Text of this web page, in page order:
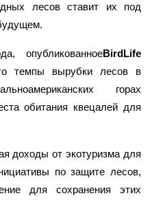
лесов ставит их под
опубликованноеBirdLife
темпы вырубки лесов в
горах
обитания квецалей для
доходы от экотуризма для
по защите лесов,
для сохранения этих